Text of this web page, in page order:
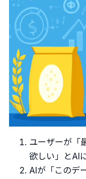
ユーザーが「
欲しい」とAI
AIが「このデ